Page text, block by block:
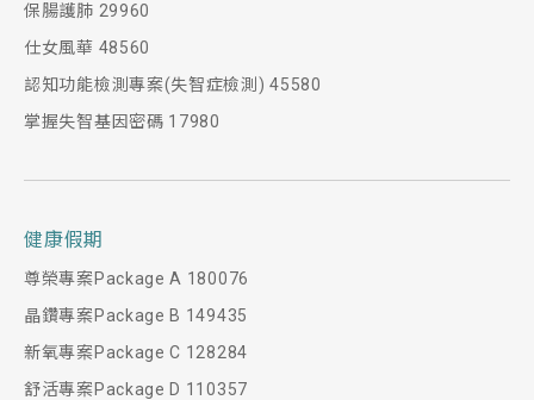
保腸護肺 29960
仕女風華 48560
認知功能檢測專案(失智症檢測) 45580
掌握失智基因密碼 17980
健康假期
尊榮專案Package A 180076
晶鑽專案Package B 149435
新氧專案Package C 128284
舒活專案Package D 110357